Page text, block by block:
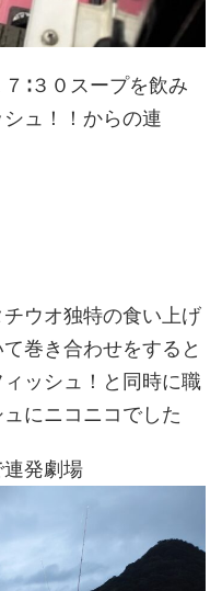
∶３０スープを飲み
ュ！！からの連
ウオ独特の食い上げ
巻き合わせをすると
ッシュ！と同時に職
にニコニコでした
発劇場